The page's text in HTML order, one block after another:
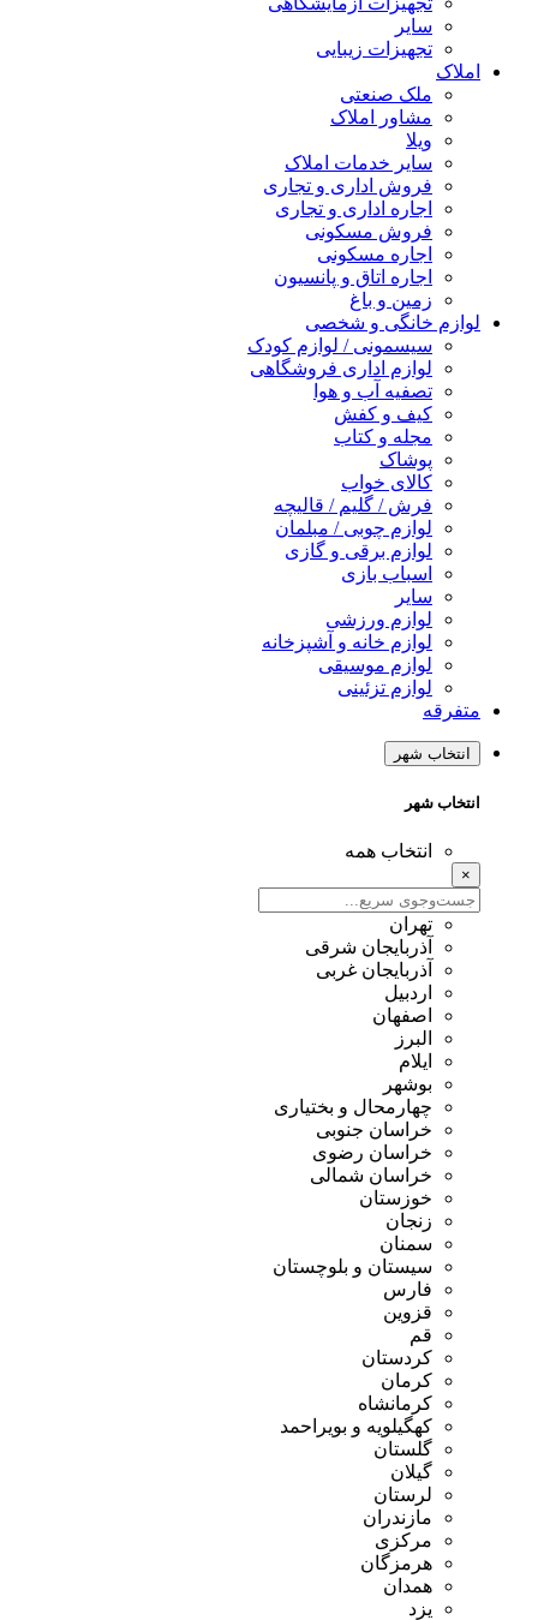
سایر
تجهیزات زیبایی
املاک
ملک صنعتی
مشاور املاک
ویلا
سایر خدمات املاک
فروش اداری و تجاری
اجاره اداری و تجاری
فروش مسکونی
اجاره مسکونی
اجاره اتاق و پانسیون
زمین و باغ
لوازم خانگی و شخصی
سیسمونی / لوازم کودک
لوازم اداری فروشگاهی
تصفیه آب و هوا
کیف و کفش
مجله و کتاب
پوشاک
کالای خواب
فرش / گلیم / قالیچه
لوازم چوبی / مبلمان
لوازم برقی و گازی
اسباب بازی
سایر
لوازم ورزشی
لوازم خانه و آشپزخانه
لوازم موسیقی
لوازم تزئینی
متفرقه
انتخاب شهر
انتخاب شهر
انتخاب همه
×
تهران
آذربایجان شرقی
آذربایجان غربی
اردبیل
اصفهان
البرز
ایلام
بوشهر
چهارمحال و بختیاری
خراسان جنوبی
خراسان رضوی
خراسان شمالی
خوزستان
زنجان
سمنان
سیستان و بلوچستان
فارس
قزوین
قم
کردستان
کرمان
کرمانشاه
کهگیلویه و بویراحمد
گلستان
گیلان
لرستان
مازندران
مرکزی
هرمزگان
همدان
یزد